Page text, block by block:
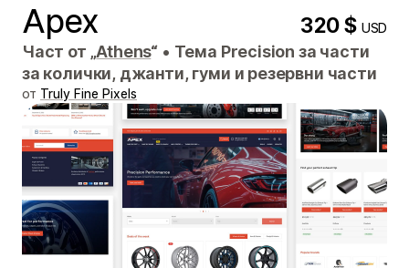
Apex 320 $USD
Част от „Athens“ • Тема Precision за части
за колички, джанти, гуми и резервни части
от Truly Fine Pixels